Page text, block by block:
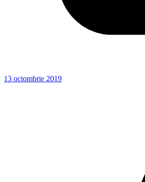
13 octombrie 2019